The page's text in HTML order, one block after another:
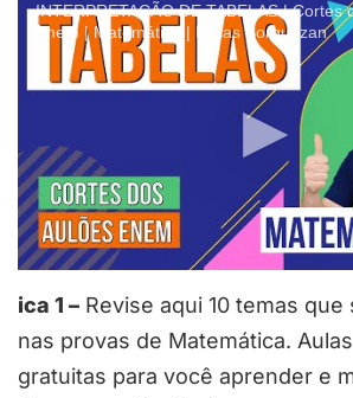
INTERPRETAÇÃO DE TABELAS | Cortes
Enem | Matemática | Lucas Borguezan
ica 1 – Revise aqui 10 temas
nas provas de Matemática.
gratuitas para você aprender e